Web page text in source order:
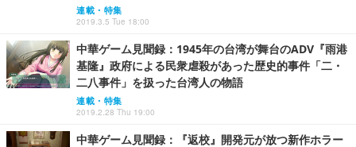
連載・特集
2019.3.5 Tue 18:00
中華ゲーム見聞録：1945年の台湾が舞台のADV『雨港
基隆』政府による民衆虐殺があった歴史的事件「二・
二八事件」を扱った台湾人の物語
連載・特集
2019.2.28 Thu 19:00
中華ゲーム見聞録：『返校』開発元が放つ新作ホラー